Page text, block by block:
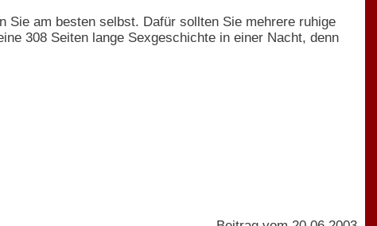
Sie am besten selbst. Dafür sollten Sie mehrere ruhige
308 Seiten lange Sexgeschichte in einer Nacht, denn